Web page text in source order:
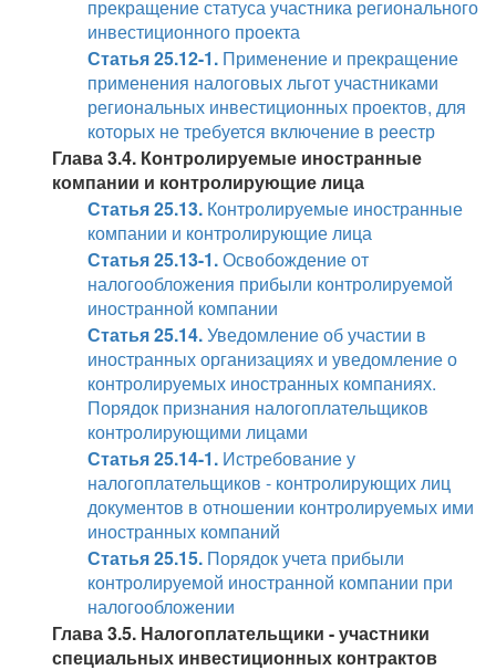
прекращение статуса участника регионального
инвестиционного проекта
Статья 25.12-1. Применение и прекращение
применения налоговых льгот участниками
региональных инвестиционных проектов, для
которых не требуется включение в реестр
Глава 3.4. Контролируемые иностранные
компании и контролирующие лица
Статья 25.13. Контролируемые иностранные
компании и контролирующие лица
Статья 25.13-1.Освобождение от
налогообложения прибыли контролируемой
иностранной компании
Статья 25.14.Уведомление об участии в
иностранных организациях и уведомление о
контролируемых иностранных компаниях.
Порядок признания налогоплательщиков
контролирующими лицами
Статья 25.14-1. Истребование у
налогоплательщиков - контролирующих лиц
документов в отношении контролируемых ими
иностранных компаний
Статья 25.15. Порядок учета прибыли
контролируемой иностранной компании при
налогообложении
Глава 3.5. Налогоплательщики - участники
специальных инвестиционных контрактов